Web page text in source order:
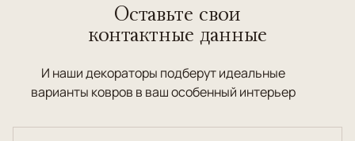
Оставьте свои
контактные данные
И наши декораторы подберут идеальные
варианты ковров в ваш особенный интерьер